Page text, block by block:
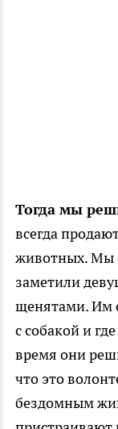
Тогда мы
всегда
животных. Мы
заметили
щенятами. Им
с собакой и
время они
что это
бездомным